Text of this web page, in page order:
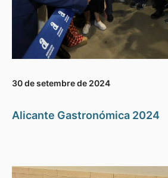
30 de setembre de 2024
Alicante Gastronómica 2024